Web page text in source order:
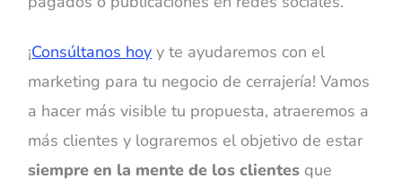
¡Consúltanos hoy y te ayudaremos con el
marketing para tu negocio de cerrajería! Vamos
a hacer más visible tu propuesta, atraeremos a
más clientes y lograremos el objetivo de estar
siempre en la mente de los clientes que